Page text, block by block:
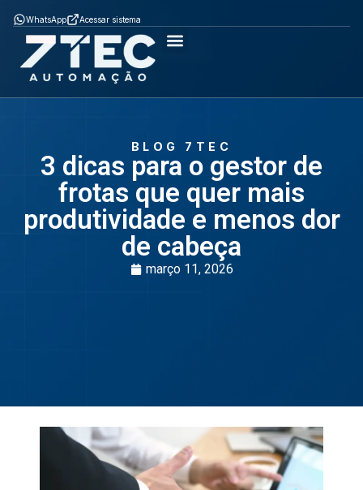
WhatsApp Acessar sistema
BLOG 7TEC
3 dicas para o gestor de
frotas que quer mais
produtividade e menos dor
de cabeça
março 11, 2026